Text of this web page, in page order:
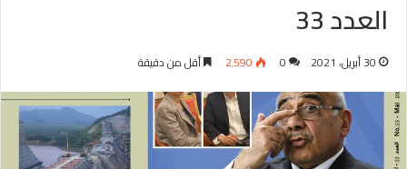
العدد 33
30 أبريل، 2021 0 2٬590 أقل من دقيقة